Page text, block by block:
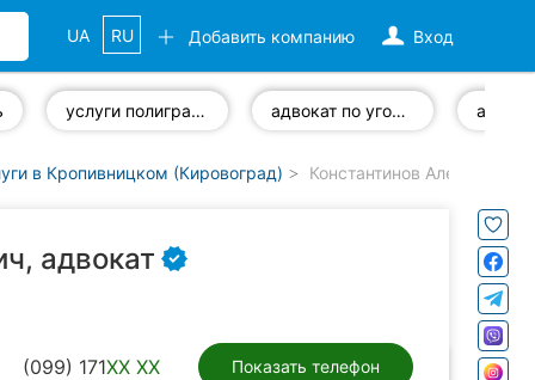
Вход
Добавить компанию
UA RU
услуги полиграфа адвокат по уголовным делам
в Кропивницком (Кировоград) Константинов Алексей
адвокат
(099) 171XX XX Показать телефон